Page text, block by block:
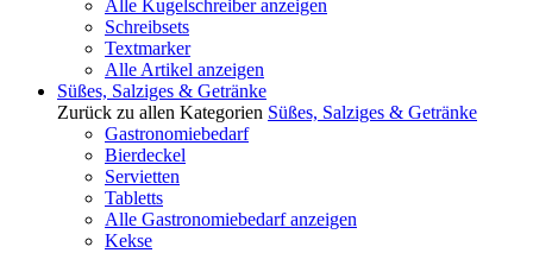
Alle Kugelschreiber anzeigen
Schreibsets
Textmarker
Alle Artikel anzeigen
Süßes, Salziges & Getränke
Zurück zu allen Kategorien Süßes, Salziges & Getränke
Gastronomiebedarf
Bierdeckel
Servietten
Tabletts
Alle Gastronomiebedarf anzeigen
Kekse